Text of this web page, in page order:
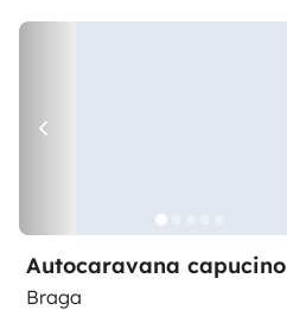
Autocaravana capucino
Braga